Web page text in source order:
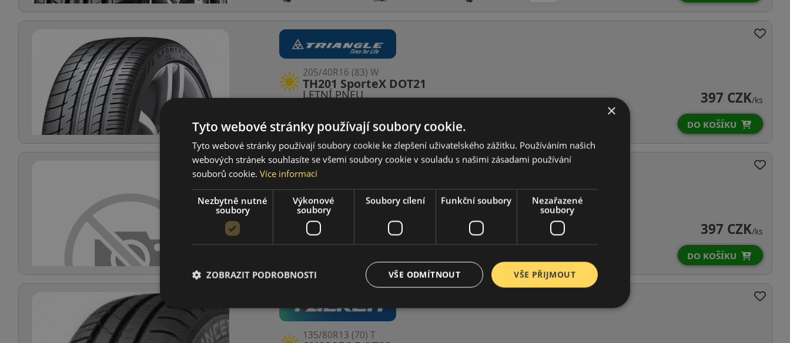
LETNÍ PNEU
TH201 SporteX DOT21
205/40R16 (83) W
397 CZK/ks
DO KOŠÍKU
CELOROČNÍ
Fourtech DOT21
175/65R13 (80) T
Údaje o štítku EPREL:
397 CZK/ks
DO KOŠÍKU
135/80R13 (70) T
×
Tyto webové stránky používají soubory cookie.
Tyto webové stránky používají soubory cookie ke zlepšení uživatelského zážitku. Používáním našich
webových stránek souhlasíte se všemi soubory cookie v souladu s našimi zásadami používání
souborů cookie. Více informací
Nezbytně nutné
soubory
Výkonové
soubory
Soubory cílení Funkční soubory
Nezařazené
soubory
VŠE PŘIJMOUT
VŠE ODMÍTNOUT
ZOBRAZIT PODROBNOSTI